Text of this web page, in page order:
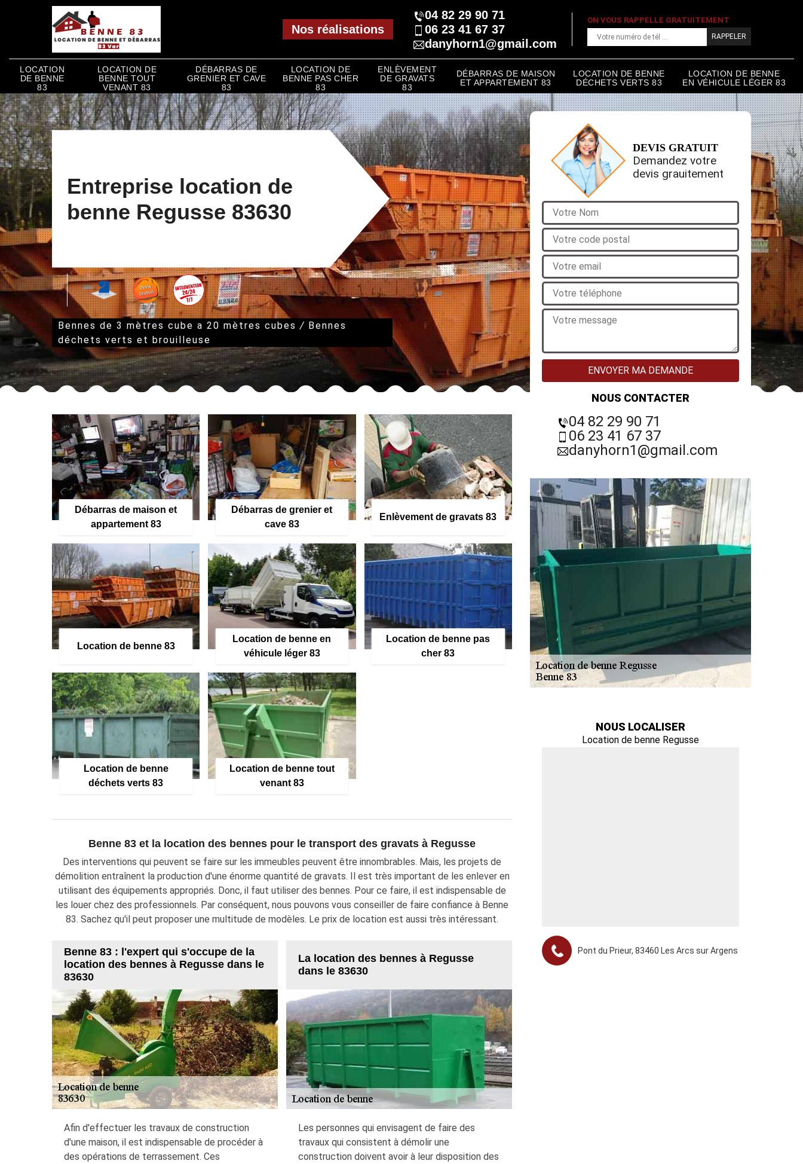
Nos réalisations
04 82 29 90 71
06 23 41 67 37
danyhorn1@gmail.com
ON VOUS RAPPELLE GRATUITEMENT
LOCATION
DE BENNE
83
LOCATION DE
BENNE TOUT
VENANT 83
DÉBARRAS DE
GRENIER ET CAVE
83
LOCATION DE
BENNE PAS CHER
83
ENLÈVEMENT
DE GRAVATS
83
DÉBARRAS DE MAISON
ET APPARTEMENT 83
LOCATION DE BENNE
DÉCHETS VERTS 83
LOCATION DE BENNE
EN VÉHICULE LÉGER 83
Entreprise location de
benne Regusse 83630
Bennes de 3 mètres cube a 20 mètres cubes / Bennes
déchets verts et brouilleuse
Débarras de maison et
appartement 83
Débarras de grenier et
cave 83
Enlèvement de gravats 83
Location de benne 83
Location de benne en
véhicule léger 83
Location de benne pas
cher 83
Location de benne
déchets verts 83
Location de benne tout
venant 83
Benne 83 et la location des bennes pour le transport des gravats à Regusse
Des interventions qui peuvent se faire sur les immeubles peuvent être innombrables. Mais, les projets de
démolition entraînent la production d'une énorme quantité de gravats. Il est très important de les enlever en
utilisant des équipements appropriés. Donc, il faut utiliser des bennes. Pour ce faire, il est indispensable de
les louer chez des professionnels. Par conséquent, nous pouvons vous conseiller de faire confiance à Benne
83. Sachez qu'il peut proposer une multitude de modèles. Le prix de location est aussi très intéressant.
Benne 83 : l'expert qui s'occupe de la
location des bennes à Regusse dans le
83630
Afin d'effectuer les travaux de construction
d'une maison, il est indispensable de procéder à
des opérations de terrassement. Ces
La location des bennes à Regusse
dans le 83630
Les personnes qui envisagent de faire des
travaux qui consistent à démolir une
construction doivent avoir à leur disposition des
DEVIS GRATUIT
Demandez votre
devis grauitement
NOUS CONTACTER
04 82 29 90 71
06 23 41 67 37
danyhorn1@gmail.com
NOUS LOCALISER
Location de benne Regusse
Pont du Prieur, 83460 Les Arcs sur Argens